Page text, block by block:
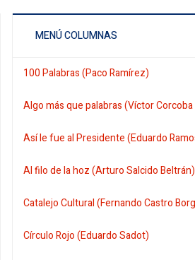
MENÚ COLUMNAS
100 Palabras (Paco Ramírez)
Algo más que palabras (Víctor Corcoba
Así le fue al Presidente (Eduardo
Al filo de la hoz (Arturo Salcido Beltrán)
Catalejo Cultural (Fernando Castro
Círculo Rojo (Eduardo Sadot)